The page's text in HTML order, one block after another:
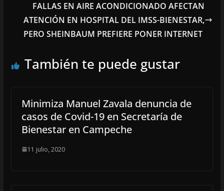
FALLAS EN AIRE ACONDICIONADO AFECTAN
ATENCIÓN EN HOSPITAL DEL IMSS-BIENESTAR,
PERO SHEINBAUM PREFIERE PONER INTERNET
También te puede gustar
Minimiza Manuel Zavala denuncia de
casos de Covid-19 en Secretaría de
Bienestar en Campeche
11 julio, 2020